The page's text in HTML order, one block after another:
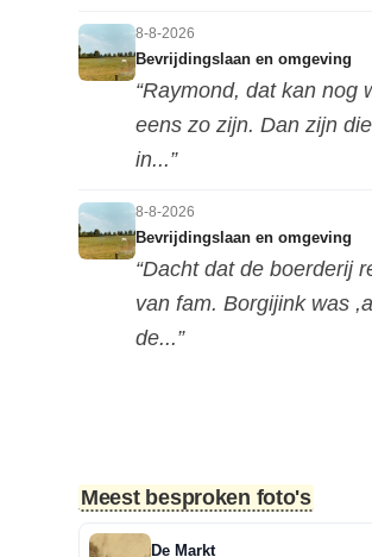
8-8-2026
Bevrijdingslaan en omgeving
“Raymond, dat kan nog
eens zo zijn. Dan zijn
in...”
8-8-2026
Bevrijdingslaan en omgeving
“Dacht dat de boerderij
van fam. Borgijink was
de...”
hoge resolutie op mijn
8-8-2026
Meest besproken foto's
De Markt